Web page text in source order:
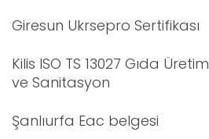
Giresun Ukrsepro Sertifikası
Kilis ISO TS 13027 Gıda
ve Sanitasyon
Şanlıurfa Eac belgesi